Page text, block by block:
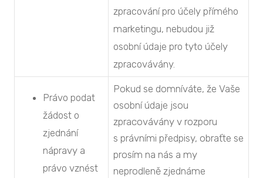
zpracování pro účely přímého
marketingu, nebudou již
osobní údaje pro tyto účely
zpracovávány.
Právo podat
žádost o
zjednání
nápravy a
právo vznést
Pokud se domníváte, že Vaše
osobní údaje jsou
zpracovávány v rozporu
s právními předpisy, obraťte se
prosím na nás a my
neprodleně zjednáme